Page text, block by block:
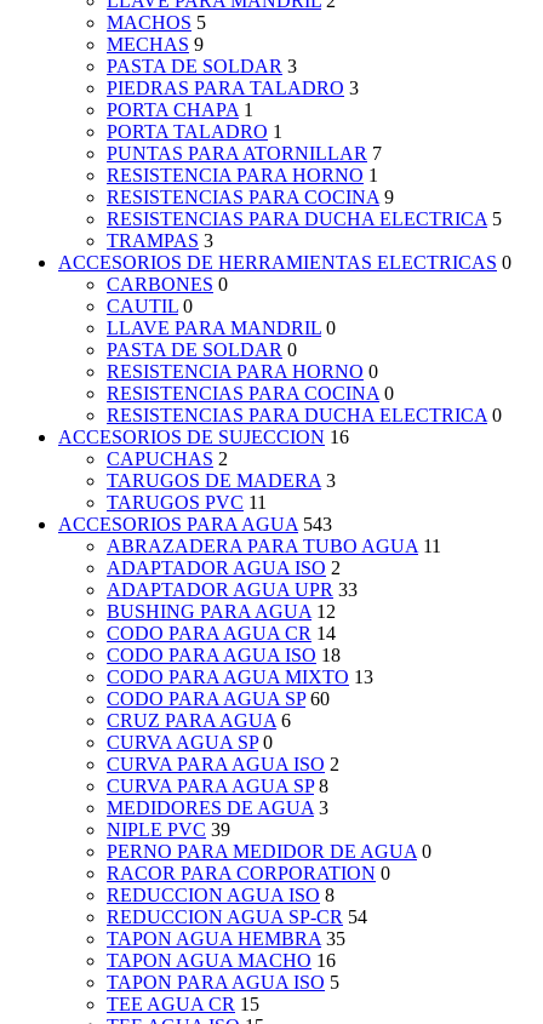
MACHOS 5
MECHAS 9
PASTA DE SOLDAR 3
PIEDRAS PARA TALADRO 3
PORTA CHAPA 1
PORTA TALADRO 1
PUNTAS PARA ATORNILLAR 7
RESISTENCIA PARA HORNO 1
RESISTENCIAS PARA COCINA 9
RESISTENCIAS PARA DUCHA ELECTRICA 5
TRAMPAS 3
ACCESORIOS DE HERRAMIENTAS ELECTRICAS 0
CARBONES 0
CAUTIL 0
LLAVE PARA MANDRIL 0
PASTA DE SOLDAR 0
RESISTENCIA PARA HORNO 0
RESISTENCIAS PARA COCINA 0
RESISTENCIAS PARA DUCHA ELECTRICA 0
ACCESORIOS DE SUJECCION 16
CAPUCHAS 2
TARUGOS DE MADERA 3
TARUGOS PVC 11
ACCESORIOS PARA AGUA 543
ABRAZADERA PARA TUBO AGUA 11
ADAPTADOR AGUA ISO 2
ADAPTADOR AGUA UPR 33
BUSHING PARA AGUA 12
CODO PARA AGUA CR 14
CODO PARA AGUA ISO 18
CODO PARA AGUA MIXTO 13
CODO PARA AGUA SP 60
CRUZ PARA AGUA 6
CURVA AGUA SP 0
CURVA PARA AGUA ISO 2
CURVA PARA AGUA SP 8
MEDIDORES DE AGUA 3
NIPLE PVC 39
PERNO PARA MEDIDOR DE AGUA 0
RACOR PARA CORPORATION 0
REDUCCION AGUA ISO 8
REDUCCION AGUA SP-CR 54
TAPON AGUA HEMBRA 35
TAPON AGUA MACHO 16
TAPON PARA AGUA ISO 5
TEE AGUA CR 15